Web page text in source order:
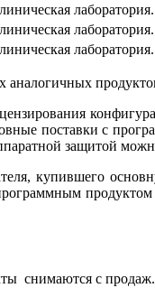
поставки с
защитой
купившего
продуктом
снимаются с продаж.